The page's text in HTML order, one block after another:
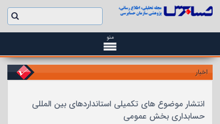
منو
اخبار
انتشار موضوع های تکمیلی استانداردهای بین المللی
حسابداری بخش عمومی